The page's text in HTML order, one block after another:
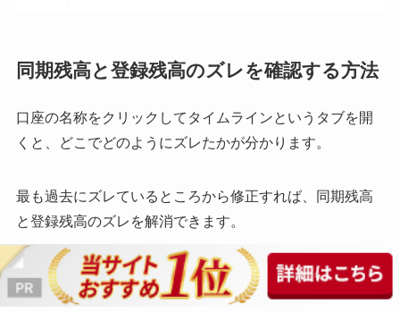
同期残高と登録残高のズレを確認する方法
口座の名称をクリックしてタイムラインというタブを開
くと、どこでどのようにズレたかが分かります。
最も過去にズレているところから修正すれば、同期残高
と登録残高のズレを解消できます。